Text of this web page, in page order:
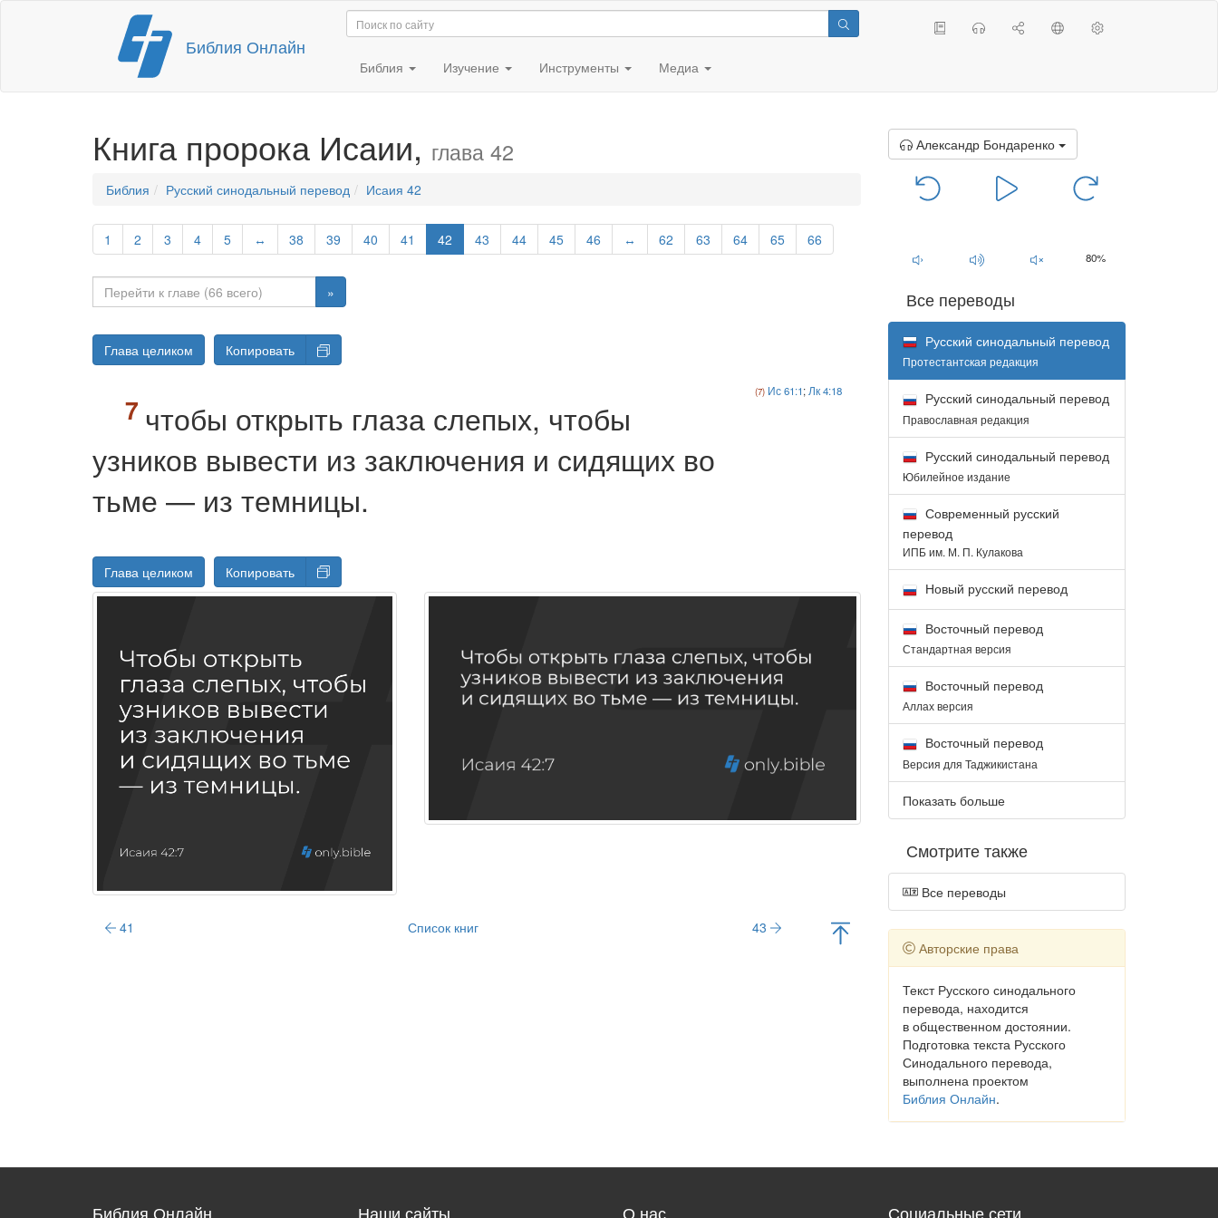
Перейти
содержимому
Библия Онлайн
Библия Изучение Инструменты Медиа
Книга пророка Исаии, глава 42
Библия Русский синодальный перевод Исаия 42
1 2 3 4 5 ↔ 38 39 40 41 42 43 44 45 46 ↔ 62 63 64 65 66
»
Глава целиком Копировать
чтобы открыть глаза слепых, чтобы
узников вывести из заключения и сидящих во
тьме — из темницы.
Ис 61:1; Лк 4:18
Глава целиком Копировать
41 Список книг 43
Александр Бондаренко
80%
Все переводы
Русский синодальный перевод
Протестантская редакция
Русский синодальный перевод
Православная редакция
Русский синодальный перевод
Юбилейное издание
Современный русский
перевод
ИПБ им. М. П. Кулакова
Новый русский перевод
Восточный перевод
Стандартная версия
Восточный перевод
Аллах версия
Восточный перевод
Версия для Таджикистана
Показать больше
Смотрите также
Все переводы
Авторские права
Текст Русского синодального
перевода, находится
в общественном достоянии.
Подготовка текста Русского
Синодального перевода,
выполнена проектом
Библия Онлайн.
Библия Онлайн Наши сайты О нас Социальные сети